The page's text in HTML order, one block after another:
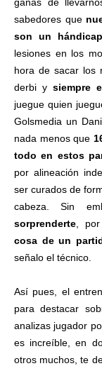
sabedores que
son un
lesiones en los
hora de sacar los
derbi y siempre
juegue quien
Golsmedia un
nada menos que
todo en estos
por alineación
ser curados de
cabeza. Sin
sorprenderte ,
cosa de un
señalo el técnico.
Así pues, el
para destacar
analizas jugador
es increíble, en
otros muchos, te